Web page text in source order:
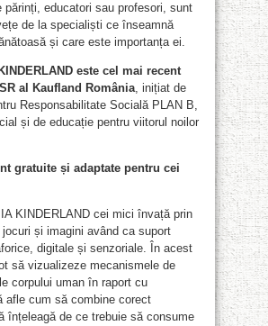
părinți, educatori sau profesori, sunt
de la specialiști ce înseamnă
și care este importanța ei.
este cel mai recent
al Kaufland România, inițiat de
Responsabilitate Socială PLAN B,
și de educație pentru viitorul noilor
gratuite și adaptate pentru cei
KINDERLAND cei mici învață prin
și imagini având ca suport
digitale și senzoriale. În acest
să vizualizeze mecanismele de
corpului uman în raport cu
afle cum să combine corect
înțeleagă de ce trebuie să consume